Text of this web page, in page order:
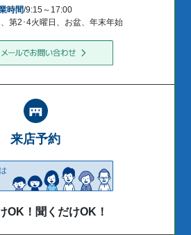
時間/9:15～17:00
第2･4火曜日、お盆、年末年始
来店予約
OK！聞くだけOK！